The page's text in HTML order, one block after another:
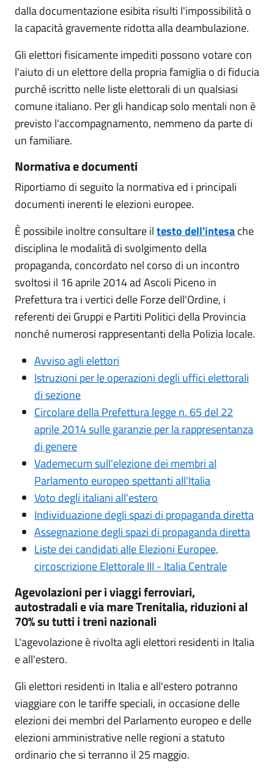
dalla documentazione esibita risulti l'impossibilità o
la capacità gravemente ridotta alla deambulazione.
Gli elettori fisicamente impediti possono votare con
l'aiuto di un elettore della propria famiglia o di fiducia
purché iscritto nelle liste elettorali di un qualsiasi
comune italiano. Per gli handicap solo mentali non è
previsto l'accompagnamento, nemmeno da parte di
un familiare.
Normativa e documenti
Riportiamo di seguito la normativa ed i principali
documenti inerenti le elezioni europee.
È possibile inoltre consultare iltesto dell'intesache
disciplina le modalità di svolgimento della
propaganda, concordato nel corso di un incontro
svoltosi il 16 aprile 2014 ad Ascoli Piceno in
Prefettura tra i vertici delle Forze dell'Ordine, i
referenti dei Gruppi e Partiti Politici della Provincia
nonché numerosi rappresentanti della Polizia locale.
Avviso agli elettori
Istruzioni per le operazioni degli uffici elettorali
di sezione
Circolare della Prefettura legge n. 65 del 22
aprile 2014 sulle garanzie per la rappresentanza
di genere
Vademecum sull'elezione dei membri al
Parlamento europeo spettanti all'Italia
Voto degli italiani all'estero
Individuazione degli spazi di propaganda diretta
Assegnazione degli spazi di propaganda diretta
Liste dei candidati alle Elezioni Europee,
circoscrizione Elettorale III - Italia Centrale
Agevolazioni per i viaggi ferroviari,
autostradali e via mare Trenitalia, riduzioni al
70% su tutti i treni nazionali
L'agevolazione è rivolta agli elettori residenti in Italia
e all'estero.
Gli elettori residenti in Italia e all'estero potranno
viaggiare con le tariffe speciali, in occasione delle
elezioni dei membri del Parlamento europeo e delle
elezioni amministrative nelle regioni a statuto
ordinario che si terranno il 25 maggio.